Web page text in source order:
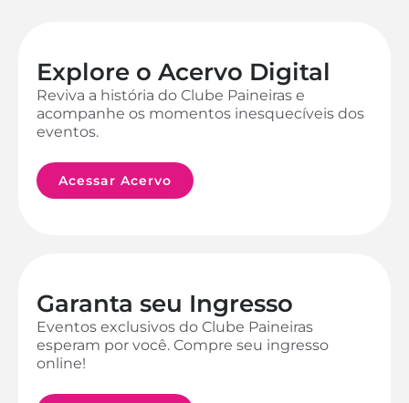
Explore o Acervo Digital
Reviva a história do Clube Paineiras e
acompanhe os momentos inesquecíveis dos
eventos.
Acessar Acervo
Garanta seu Ingresso
Eventos exclusivos do Clube Paineiras
esperam por você. Compre seu ingresso
online!